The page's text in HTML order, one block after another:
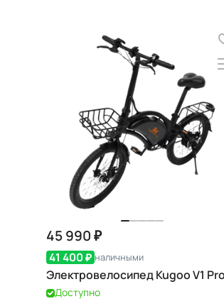
45 990 ₽
41 400 ₽ наличными
Электровелосипед Kugoo V1 Pro
Доступно